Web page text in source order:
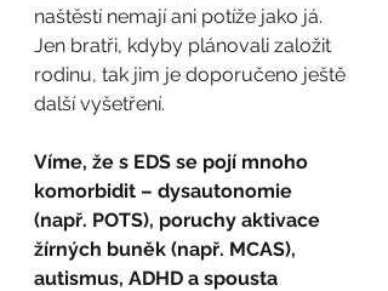
naštěstí nemají ani potíže jako já.
Jen bratři, kdyby plánovali založit
rodinu, tak jim je doporučeno ještě
další vyšetření.
Víme, že s EDS se pojí mnoho
komorbidit – dysautonomie
(např. POTS), poruchy aktivace
žírných buněk (např. MCAS),
autismus, ADHD a spousta